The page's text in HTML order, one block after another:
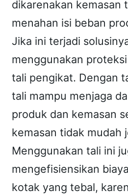
P
A
"
dikarenakan kemasan
menahan isi beban
Jika ini terjadi
menggunakan
tali pengikat. Dengan
tali mampu menjaga
produk dan kemasan
kemasan tidak mudah
Menggunakan tali ini
mengefisiensikan
kotak yang tebal,